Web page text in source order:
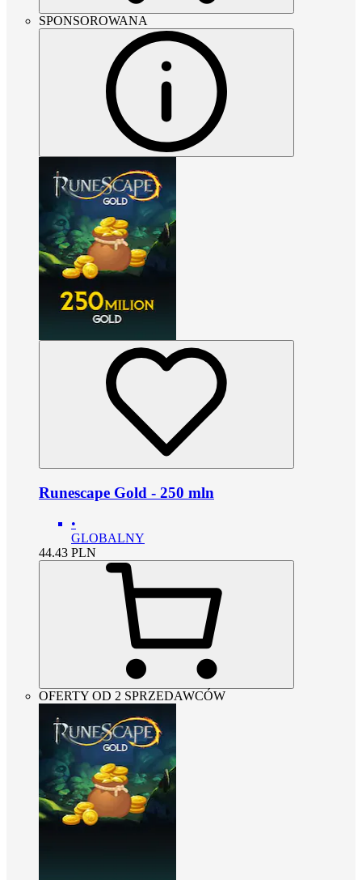
SPONSOROWANA
Runescape Gold - 250 mln
•
GLOBALNY
44.43 PLN
OFERTY OD 2 SPRZEDAWCÓW